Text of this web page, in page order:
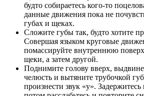
будто собираетесь кого-то
данные движения пока не
губах и щеках.
Сложите губы так, будто хотите
Совершая языком круговые
помассируйте внутреннюю
щеки, а затем другой.
Поднимите голову вверх,
челюсть и вытяните трубочкой
произнести звук «у». Задержитесь